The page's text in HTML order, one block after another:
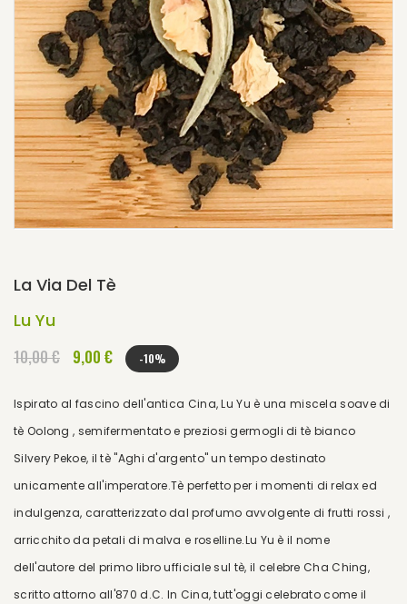
La Via Del Tè
Lu Yu
10,00 € 9,00 € -10%
Ispirato al fascino dell'antica Cina, Lu Yu è una miscela soave di
tè Oolong , semifermentato e preziosi germogli di tè bianco
Silvery Pekoe, il tè "Aghi d'argento" un tempo destinato
unicamente all'imperatore.Tè perfetto per i momenti di relax ed
indulgenza, caratterizzato dal profumo avvolgente di frutti rossi ,
arricchito da petali di malva e roselline.Lu Yu è il nome
dell'autore del primo libro ufficiale sul tè, il celebre Cha Ching,
scritto attorno all'870 d.C. In Cina, tutt'oggi celebrato come il